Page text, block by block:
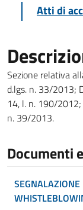
Atti di
Sezione relativa
d.lgs. n. 33/2013;
14, l. n. 190/
n. 39/2013.
Documenti
SEGNALAZIONE